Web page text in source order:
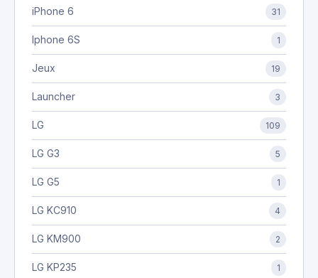
iPhone 6 31
Iphone 6S 1
Jeux 19
Launcher 3
LG 109
LG G3 5
LG G5 1
LG KC910 4
LG KM900 2
LG KP235 1